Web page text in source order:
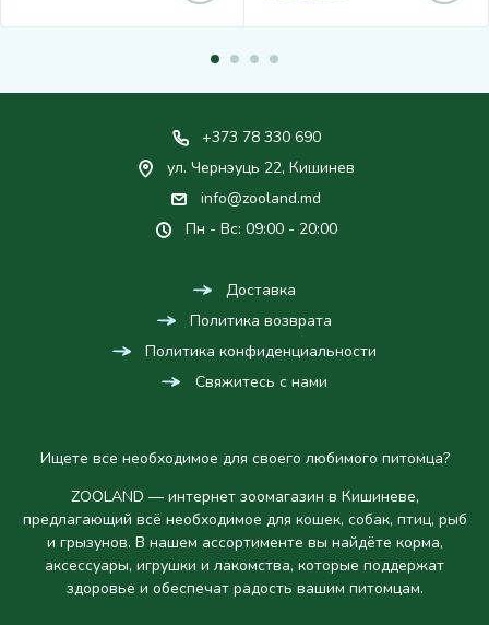
+373 78 330 690
ул. Чернэуць 22, Кишинев
info@zooland.md
Пн - Вс: 09:00 - 20:00
Доставка
Политика возврата
Политика конфиденциальности
Свяжитесь с нами
Ищете все необходимое для своего любимого питомца?
ZOOLAND — интернет зоомагазин в Кишиневе,
предлагающий всё необходимое для кошек, собак, птиц, рыб
и грызунов. В нашем ассортименте вы найдёте корма,
аксессуары, игрушки и лакомства, которые поддержат
здоровье и обеспечат радость вашим питомцам.